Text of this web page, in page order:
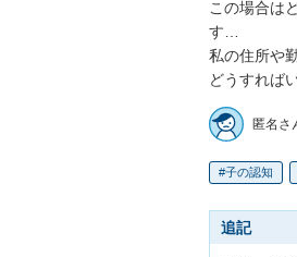
この場合は
す…
私の住所や
どうすれば
匿名さ
子の認知
追記